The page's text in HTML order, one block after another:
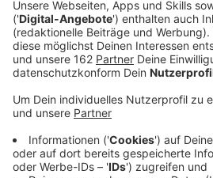
Anzeige
Im Kreis Wesel müssen wir im
Wochen auf einen
ist im Vergleich noch wenig. In
Kleve sind es etwa drei Wochen
der Herbstumfrage der